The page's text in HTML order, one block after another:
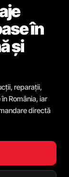
în
și
reparații,
România, iar
directă